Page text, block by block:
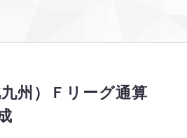
手
州）Ｆリーグ通算